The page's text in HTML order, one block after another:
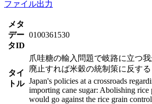
ファイル出力
メタ
デー
タID
0100361530
タイ
トル
爪哇糖の輸入問題で岐路に立つ
廃止すれば米穀の統制策に反する
Japan's policies at a crossroads
importing cane sugar: Abolishing rice
would go against the rice grain